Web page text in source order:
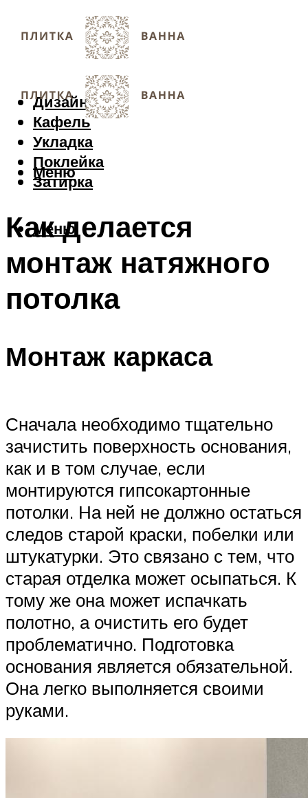
Дизайн
Кафель
Укладка
Поклейка
Затирка
Меню
Меню
Как делается
монтаж натяжного
потолка
Монтаж каркаса
Сначала необходимо тщательно
зачистить поверхность основания,
как и в том случае, если
монтируются гипсокартонные
потолки. На ней не должно остаться
следов старой краски, побелки или
штукатурки. Это связано с тем, что
старая отделка может осыпаться. К
тому же она может испачкать
полотно, а очистить его будет
проблематично. Подготовка
основания является обязательной.
Она легко выполняется своими
руками.